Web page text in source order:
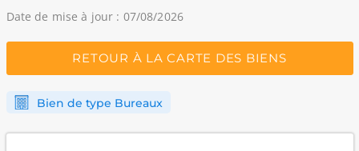
Date de mise à jour : 07/08/2026
RETOUR À LA CARTE DES BIENS
Bien de type Bureaux